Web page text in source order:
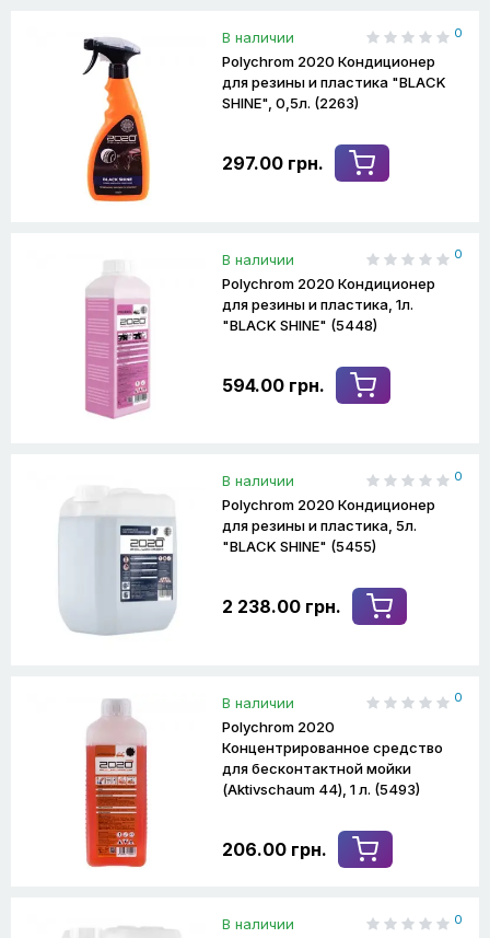
В наличии 0
Polychrom 2020 Кондиционер
для резины и пластика "BLACK
SHINE", 0,5л. (2263)
297.00 грн.
В наличии 0
Polychrom 2020 Кондиционер
для резины и пластика, 1л.
"BLACK SHINE" (5448)
594.00 грн.
В наличии 0
Polychrom 2020 Кондиционер
для резины и пластика, 5л.
"BLACK SHINE" (5455)
2 238.00 грн.
В наличии 0
Polychrom 2020
Концентрированное средство
для бесконтактной мойки
(Aktivschaum 44), 1 л. (5493)
206.00 грн.
В наличии 0